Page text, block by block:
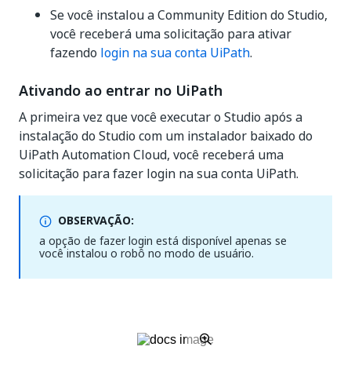
Se você instalou a Community Edition do Studio,
você receberá uma solicitação para ativar
fazendo login na sua conta UiPath.
Ativando ao entrar no UiPath
A primeira vez que você executar o Studio após a
instalação do Studio com um instalador baixado do
UiPath Automation Cloud, você receberá uma
solicitação para fazer login na sua conta UiPath.
OBSERVAÇÃO:
a opção de fazer login está disponível apenas se
você instalou o robô no modo de usuário.